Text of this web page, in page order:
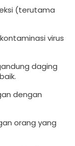
(terutama
virus
daging
dengan
orang yang